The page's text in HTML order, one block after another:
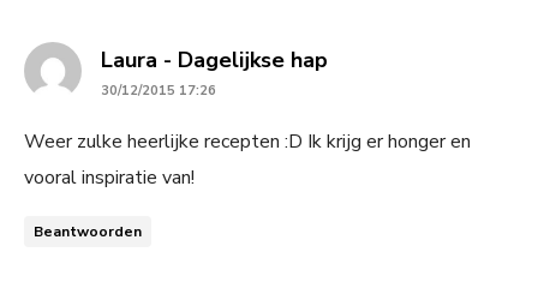
Laura - Dagelijkse hap
30/12/2015 17:26
Weer zulke heerlijke recepten :D Ik krijg er honger en
vooral inspiratie van!
Beantwoorden